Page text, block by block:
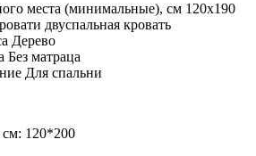
места (минимальные), см 120х190
двуспальная кровать
Дерево
Без матраца
Для спальни
120*200